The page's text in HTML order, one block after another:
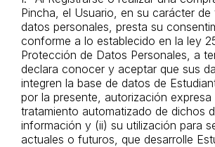
Pincha, el Usuario, en su carácter de
datos personales, presta su
conforme a lo establecido en la ley
Protección de Datos Personales, a
declara conocer y aceptar que sus
integren la base de datos de
por la presente, autorización expresa
tratamiento automatizado de dichos
información y (ii) su utilización para
actuales o futuros, que desarrolle